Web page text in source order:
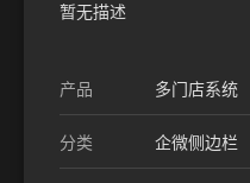
暂无描述
产品 多门店系统
分类 企微侧边栏